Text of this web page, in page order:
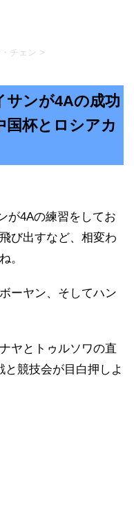
チェン >
サンが4Aの成功
国杯とロシアカ
が4Aの練習をしてお
び出すなど、相変わ
。
ーヤン、そしてハン
ヤとトゥルソワの直
競技会が目白押しよ